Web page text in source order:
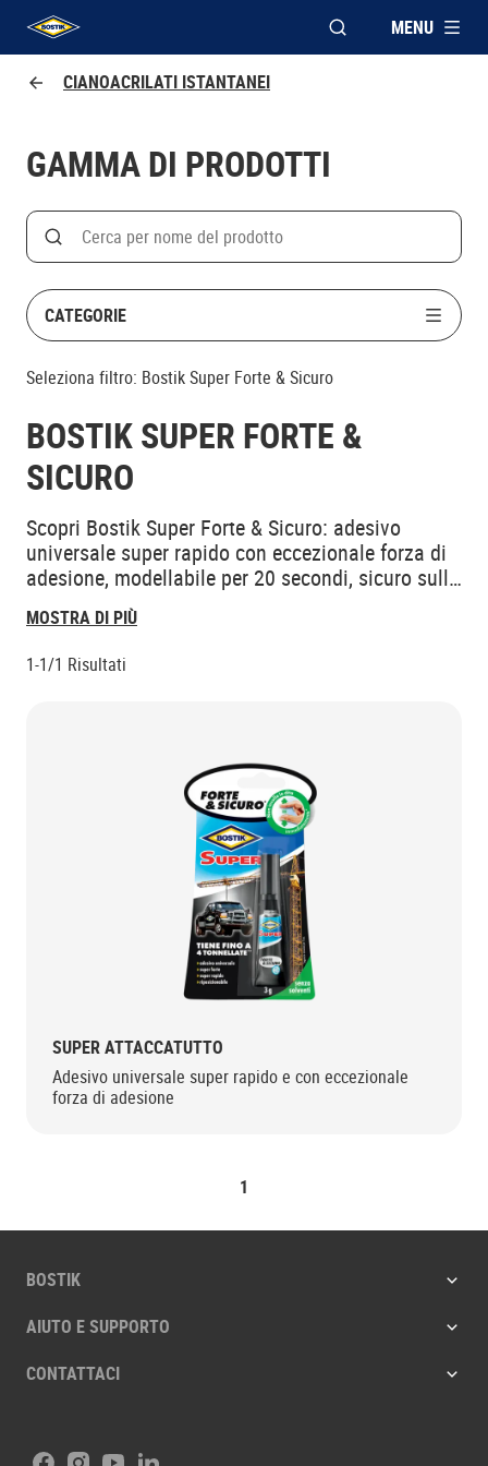
UHU logo
APRI FINESTRA
MENU
CIANOACRILATI ISTANTANEI
GAMMA DI PRODOTTI
Search
Cerca
CATEGORIE
Seleziona filtro: Bostik Super Forte & Sicuro
BOSTIK SUPER FORTE &
SICURO
Scopri Bostik Super Forte & Sicuro: adesivo
universale super rapido con eccezionale forza di
adesione, modellabile per 20 secondi, sicuro sulle
dita e ideale per moltissimi materiali, resistente a
urti, vibrazioni e umidità
MOSTRA DI PIÙ
1-1/1 Risultati
SUPER ATTACCATUTTO
Adesivo universale super rapido e con eccezionale
forza di adesione
1
BOSTIK
AIUTO E SUPPORTO
CONTATTACI